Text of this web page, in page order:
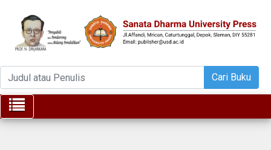
Cari Buku
Toggle navigation